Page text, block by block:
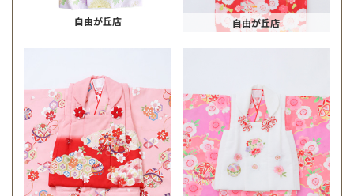
自由が丘店 自由が丘店